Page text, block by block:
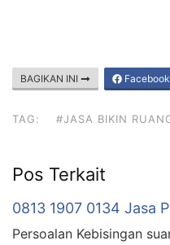
BAGIKAN INI Facebook
TAG: #JASA BIKIN
Pos Terkait
0813 1907 0134 Jasa
Persoalan Kebisingan